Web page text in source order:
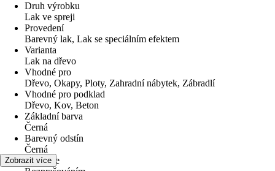
Druh výrobku
Lak ve spreji
Provedení
Barevný lak, Lak se speciálním efektem
Varianta
Lak na dřevo
Vhodné pro
Dřevo, Okapy, Ploty, Zahradní nábytek, Zábradlí
Vhodné pro podklad
Dřevo, Kov, Beton
Základní barva
Černá
Barevný odstín
Černá
Aplikace
Zobrazit více